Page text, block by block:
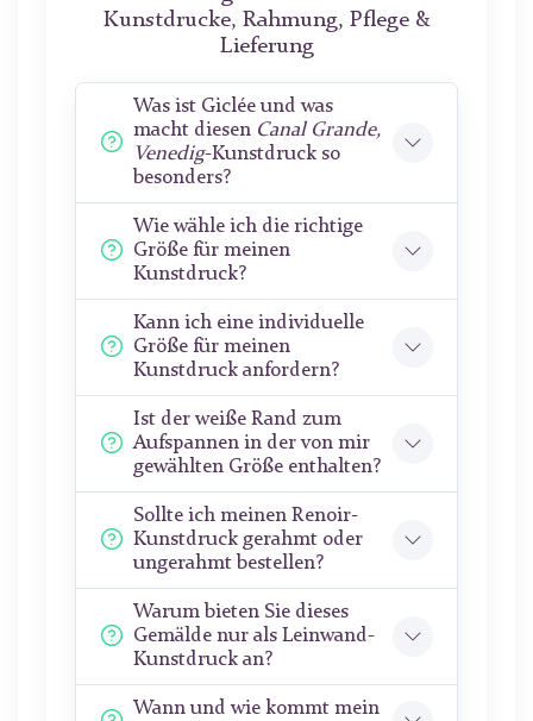
Kunstdrucke, Rahmung, Pflege &
Lieferung
Was ist Giclée und was
macht diesen Canal Grande,
Venedig-Kunstdruck so
besonders?
Wie wähle ich die richtige
Größe für meinen
Kunstdruck?
Kann ich eine individuelle
Größe für meinen
Kunstdruck anfordern?
Ist der weiße Rand zum
Aufspannen in der von mir
gewählten Größe enthalten?
Sollte ich meinen Renoir-
Kunstdruck gerahmt oder
ungerahmt bestellen?
Warum bieten Sie dieses
Gemälde nur als Leinwand-
Kunstdruck an?
Wann und wie kommt mein